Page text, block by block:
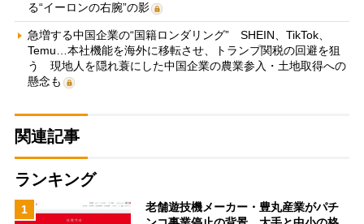
る“イーロンの右腕”の影
急増する中国企業の“国籍ロンダリング” SHEIN、TikTok、
Temu…本社機能を海外に移転させ、トランプ関税の回避を狙
う 現地人を隠れ蓑にした中国企業の農業参入・土地取得への
懸念も
関連記事
ランキング
1
老舗遊技機メーカー・豊丸産業がパチ